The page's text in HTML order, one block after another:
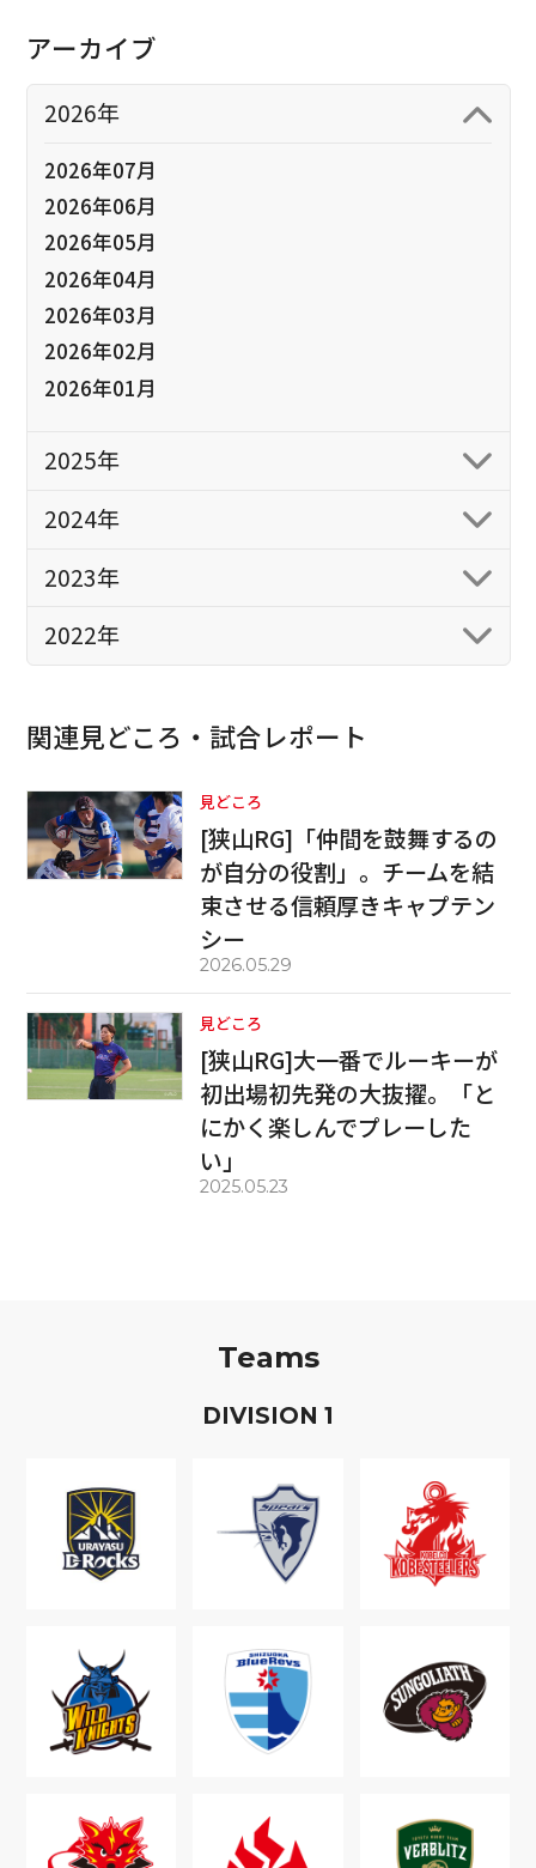
アーカイブ
2026年
2026年07月
2026年06月
2026年05月
2026年04月
2026年03月
2026年02月
2026年01月
2025年
2024年
2023年
2022年
関連見どころ・試合レポート
見どころ
[狭山RG]「仲間を鼓舞するの
が自分の役割」。チームを結
束させる信頼厚きキャプテン
シー
2026.05.29
見どころ
[狭山RG]大一番でルーキーが
初出場初先発の大抜擢。「と
にかく楽しんでプレーした
い」
2025.05.23
Teams
DIVISION 1